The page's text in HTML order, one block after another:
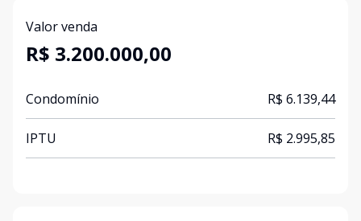
Valor venda
R$ 3.200.000,00
Condomínio R$ 6.139,44
IPTU R$ 2.995,85